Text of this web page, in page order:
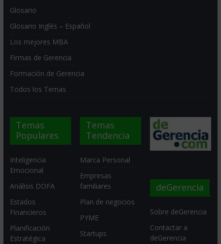
Glosario
Glosario Inglés – Español
Los mejores MBA
Firmas de Gerencia
Formación de Gerencia
Todos los Temas
Temas
Populares
Inteligencia
Emocional
Análisis DOFA
Estados
Financieros
Planificación
Estratégica
Temas
Tendencia
Marca Personal
Empresas
familiares
Plan de negocios
PYME
Startups
deGerencia
Sobre deGerencia
Contactar a
deGerencia